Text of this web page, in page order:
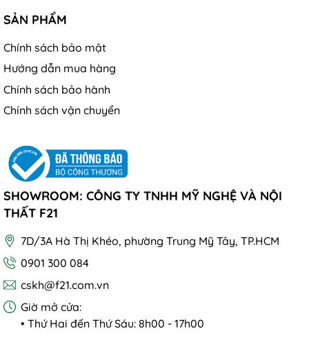
SẢN PHẨM
Chính sách bảo mật
Hướng dẫn mua hàng
Chính sách bảo hành
Chính sách vận chuyển
SHOWROOM: CÔNG TY TNHH MỸ NGHỆ VÀ NỘI
THẤT F21
7D/3A Hà Thị Khéo, phường Trung Mỹ Tây, TP.HCM
0901 300 084
cskh@f21.com.vn
Giờ mở cửa:
• Thứ Hai đến Thứ Sáu: 8h00 - 17h00